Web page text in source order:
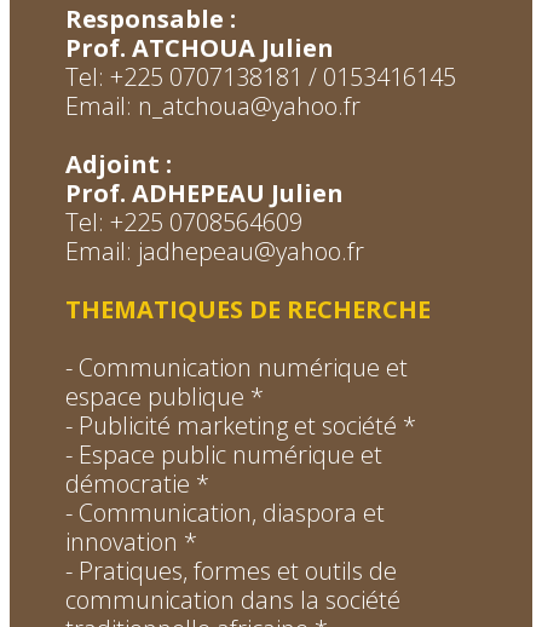
Responsable :
Prof. ATCHOUA Julien
Tel: +225 0707138181 / 0153416145
Email: n_atchoua@yahoo.fr
Adjoint :
Prof. ADHEPEAU Julien
Tel: +225 0708564609
Email: jadhepeau@yahoo.fr
THEMATIQUES DE RECHERCHE
- Communication numérique et
espace publique *
- Publicité marketing et société *
- Espace public numérique et
démocratie *
- Communication, diaspora et
innovation *
- Pratiques, formes et outils de
communication dans la société